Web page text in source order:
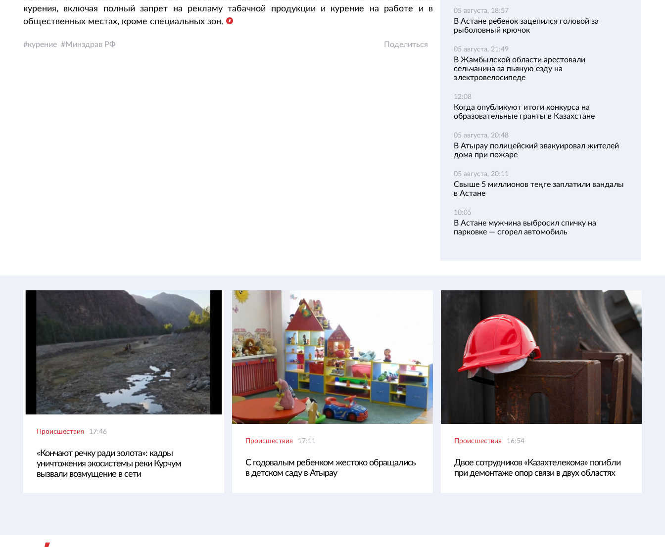
курения, включая полный запрет на рекламу табачной продукции и курение на работе и в
общественных местах, кроме специальных зон.
курение Минздрав РФ Поделиться
05 августа, 18:57
В Астане ребенок зацепился головой за
рыболовный крючок
05 августа, 21:49
В Жамбылской области арестовали
сельчанина за пьяную езду на
электровелосипеде
12:08
Когда опубликуют итоги конкурса на
образовательные гранты в Казахстане
05 августа, 20:48
В Атырау полицейский эвакуировал жителей
дома при пожаре
05 августа, 20:11
Свыше 5 миллионов теңге заплатили вандалы
в Астане
10:05
В Астане мужчина выбросил спичку на
парковке — сгорел автомобиль
Происшествия 17:46
«Кончают речку ради золота»: кадры
уничтожения экосистемы реки Курчум
вызвали возмущение в сети
Происшествия 17:11
С годовалым ребенком жестоко обращались
в детском саду в Атырау
Происшествия 16:54
Двое сотрудников «Казахтелекома» погибли
при демонтаже опор связи в двух областях